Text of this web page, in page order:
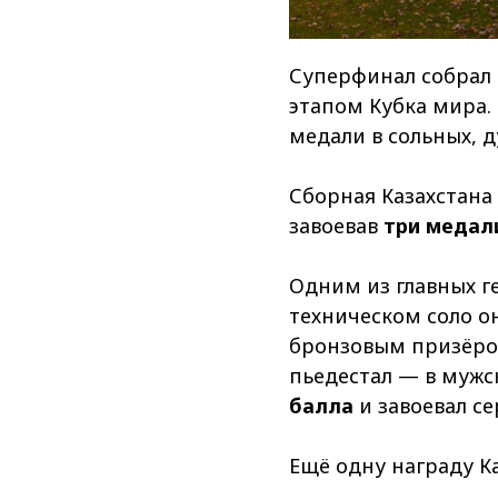
Суперфинал
этапом Кубка мира.
медали в сольных,
Сборная
завоевав три
Одним из главных
техническом соло
бронзовым
пьедестал — в
балла и завоевал
Ещё одну награду